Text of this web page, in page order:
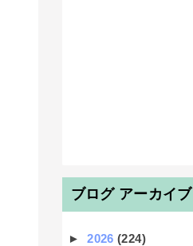
ブログ アーカイブ
►2026(224)